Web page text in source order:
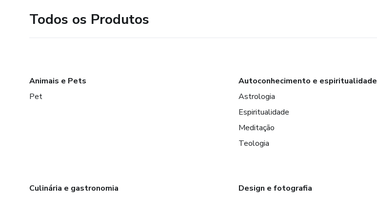
Todos os Produtos
Animais e Pets
Pet
Autoconhecimento e espiritualidade
Astrologia
Espiritualidade
Meditação
Teologia
Culinária e gastronomia
Design e fotografia